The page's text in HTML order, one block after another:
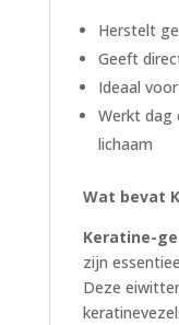
Herstelt
Geeft
Ideaal
Werkt dag
lichaam
Wat bevat
Keratine-
zijn
Deze